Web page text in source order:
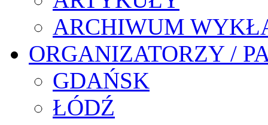
ARCHIWUM
ORGANIZATORZY /
GDAŃSK
ŁÓDŹ